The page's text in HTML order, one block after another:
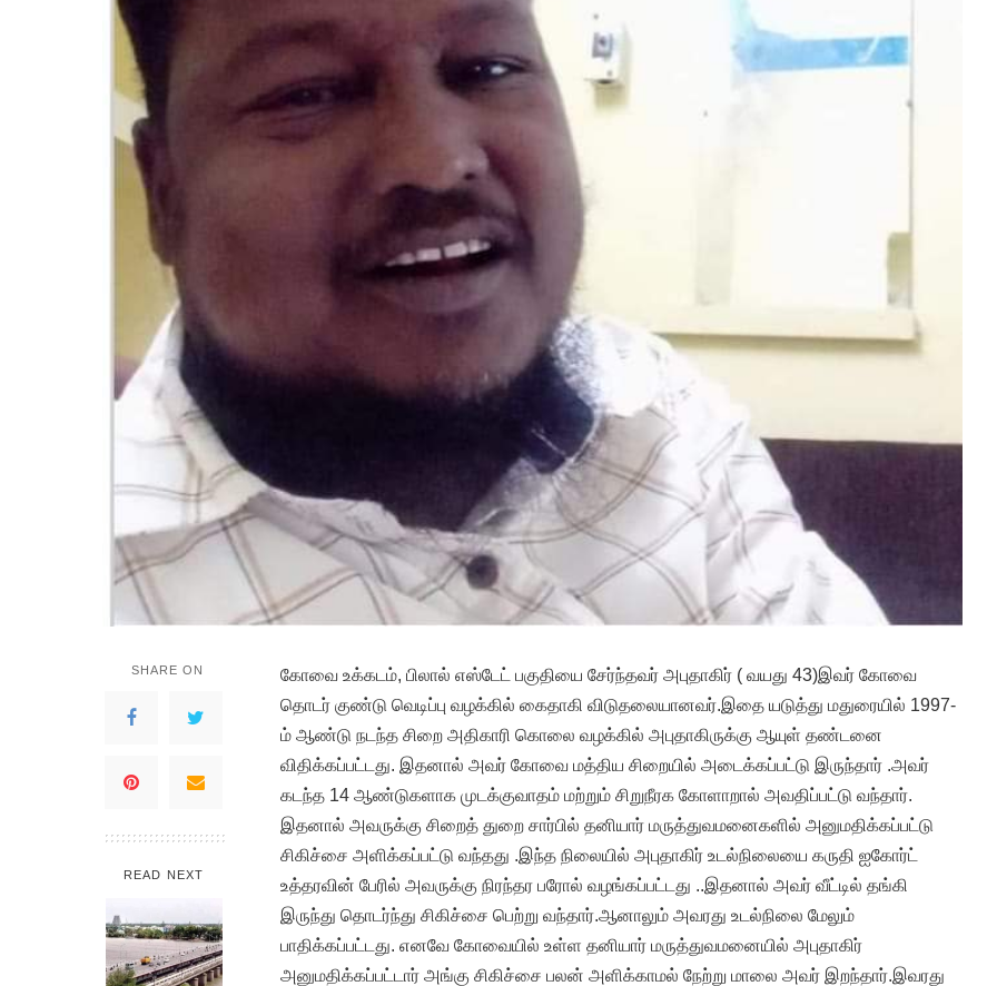
SHARE ON
READ NEXT
கோவை உக்கடம், பிலால் எஸ்டேட் பகுதியை சேர்ந்தவர் அபுதாகிர் ( வயது 43)இவர் கோவை
தொடர் குண்டு வெடிப்பு வழக்கில் கைதாகி விடுதலையானவர்.இதை யடுத்து மதுரையில் 1997-
ம் ஆண்டு நடந்த சிறை அதிகாரி கொலை வழக்கில் அபுதாகிருக்கு ஆயுள் தண்டனை
விதிக்கப்பட்டது. இதனால் அவர் கோவை மத்திய சிறையில் அடைக்கப்பட்டு இருந்தார் .அவர்
கடந்த 14 ஆண்டுகளாக முடக்குவாதம் மற்றும் சிறுநீரக கோளாறால் அவதிப்பட்டு வந்தார்.
இதனால் அவருக்கு சிறைத் துறை சார்பில் தனியார் மருத்துவமனைகளில் அனுமதிக்கப்பட்டு
சிகிச்சை அளிக்கப்பட்டு வந்தது .இந்த நிலையில் அபுதாகிர் உடல்நிலையை கருதி ஐகோர்ட்
உத்தரவின் பேரில் அவருக்கு நிரந்தர பரோல் வழங்கப்பட்டது ..இதனால் அவர் வீட்டில் தங்கி
இருந்து தொடர்ந்து சிகிச்சை பெற்று வந்தார்.ஆனாலும் அவரது உடல்நிலை மேலும்
பாதிக்கப்பட்டது. எனவே கோவையில் உள்ள தனியார் மருத்துவமனையில் அபுதாகிர்
அனுமதிக்கப்பட்டார் அங்கு சிகிச்சை பலன் அளிக்காமல் நேற்று மாலை அவர் இறந்தார்.இவரது